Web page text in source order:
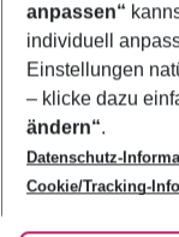
Footer
Footer navigation
Über uns
AGB
Bestpreisgarantie
Cookie-
Cookie-Richtlinie
Agenturbetreuung
Barrierefreies
Folge uns
anpassen“
individuell
Einstellungen
– klicke dazu
ändern“.
Datenschutz-
Cookie/Tracking-